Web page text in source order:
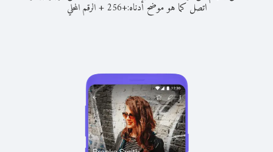
اتصل كما هو موضح أدناه:+
256
+الرقم المحلي